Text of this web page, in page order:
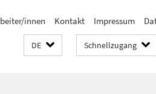
innen Kontakt Impressum
DE Schnellzugang